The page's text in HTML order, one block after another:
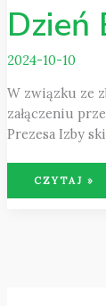
Dzień
2024-10-10
W związku ze
załączeniu
Prezesa Izby
DZIEŃ
CZYTAJ »